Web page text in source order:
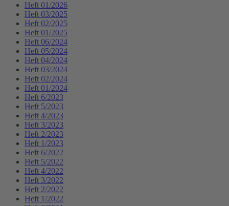
Heft 01/2026
Heft 03/2025
Heft 02/2025
Heft 01/2025
Heft 06/2024
Heft 05/2024
Heft 04/2024
Heft 03/2024
Heft 02/2024
Heft 01/2024
Heft 6/2023
Heft 5/2023
Heft 4/2023
Heft 3/2023
Heft 2/2023
Heft 1/2023
Heft 6/2022
Heft 5/2022
Heft 4/2022
Heft 3/2022
Heft 2/2022
Heft 1/2022